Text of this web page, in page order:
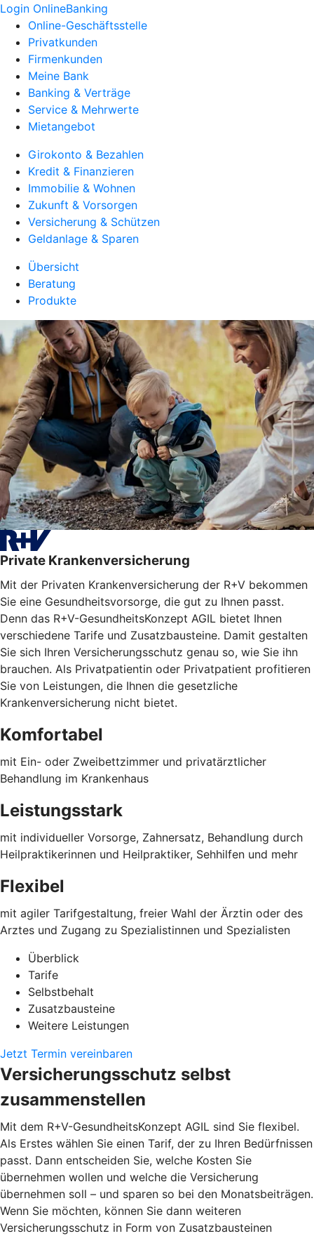
Login OnlineBanking
Online-Geschäftsstelle
Privatkunden
Firmenkunden
Meine Bank
Banking & Verträge
Service & Mehrwerte
Mietangebot
Girokonto & Bezahlen
Kredit & Finanzieren
Immobilie & Wohnen
Zukunft & Vorsorgen
Versicherung & Schützen
Geldanlage & Sparen
Übersicht
Beratung
Produkte
Private Krankenversicherung
Mit der Privaten Krankenversicherung der R+V bekommen
Sie eine Gesundheitsvorsorge, die gut zu Ihnen passt.
Denn das R+V-GesundheitsKonzept AGIL bietet Ihnen
verschiedene Tarife und Zusatzbausteine. Damit gestalten
Sie sich Ihren Versicherungsschutz genau so, wie Sie ihn
brauchen. Als Privatpatientin oder Privatpatient profitieren
Sie von Leistungen, die Ihnen die gesetzliche
Krankenversicherung nicht bietet.
Komfortabel
mit Ein- oder Zweibettzimmer und privatärztlicher
Behandlung im Krankenhaus
Leistungsstark
mit individueller Vorsorge, Zahnersatz, Behandlung durch
Heilpraktikerinnen und Heilpraktiker, Sehhilfen und mehr
Flexibel
mit agiler Tarifgestaltung, freier Wahl der Ärztin oder des
Arztes und Zugang zu Spezialistinnen und Spezialisten
Überblick
Tarife
Selbstbehalt
Zusatzbausteine
Weitere Leistungen
Jetzt Termin vereinbaren
Versicherungsschutz selbst
zusammenstellen
Mit dem R+V-GesundheitsKonzept AGIL sind Sie flexibel.
Als Erstes wählen Sie einen Tarif, der zu Ihren Bedürfnissen
passt. Dann entscheiden Sie, welche Kosten Sie
übernehmen wollen und welche die Versicherung
übernehmen soll – und sparen so bei den Monatsbeiträgen.
Wenn Sie möchten, können Sie dann weiteren
Versicherungsschutz in Form von Zusatzbausteinen